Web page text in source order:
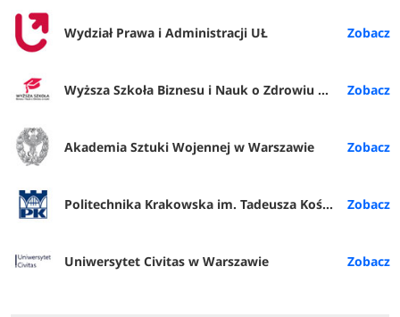
Wydział Prawa i Administracji UŁ
Wyższa Szkoła Biznesu i Nauk o Zdrowiu w Łodzi
Akademia Sztuki Wojennej w Warszawie
Politechnika Krakowska im. Tadeusza Kościuszki
Uniwersytet Civitas w Warszawie